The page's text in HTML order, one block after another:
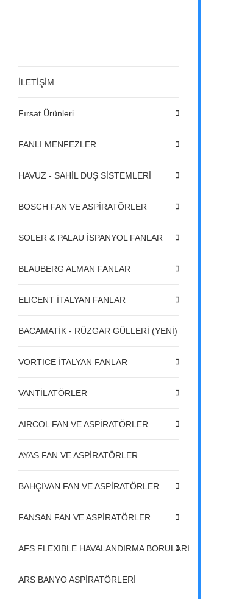
İLETİŞİM
Fırsat Ürünleri
FANLI MENFEZLER
HAVUZ - SAHİL DUŞ SİSTEMLERİ
BOSCH FAN VE ASPİRATÖRLER
SOLER & PALAU İSPANYOL FANLAR
BLAUBERG ALMAN FANLAR
ELICENT İTALYAN FANLAR
BACAMATİK - RÜZGAR GÜLLERİ (YENİ)
VORTICE İTALYAN FANLAR
VANTİLATÖRLER
AIRCOL FAN VE ASPİRATÖRLER
AYAS FAN VE ASPİRATÖRLER
BAHÇIVAN FAN VE ASPİRATÖRLER
FANSAN FAN VE ASPİRATÖRLER
AFS FLEXIBLE HAVALANDIRMA BORULARI
ARS BANYO ASPİRATÖRLERİ